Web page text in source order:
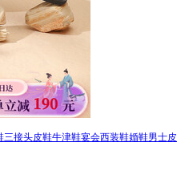
接头皮鞋牛津鞋宴会西装鞋婚鞋男士皮